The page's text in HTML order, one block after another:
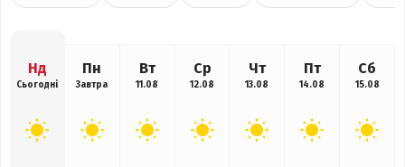
Нд
Сьогодні
Пн
Завтра
Вт
11.08
Ср
12.08
Чт
13.08
Пт
14.08
Сб
15.08